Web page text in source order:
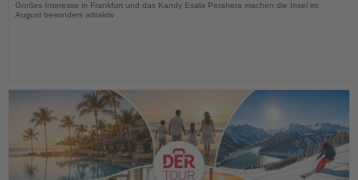
Großes Interesse in Frankfurt und das Kandy Esala Perahera machen die Insel im
August besonders attraktiv